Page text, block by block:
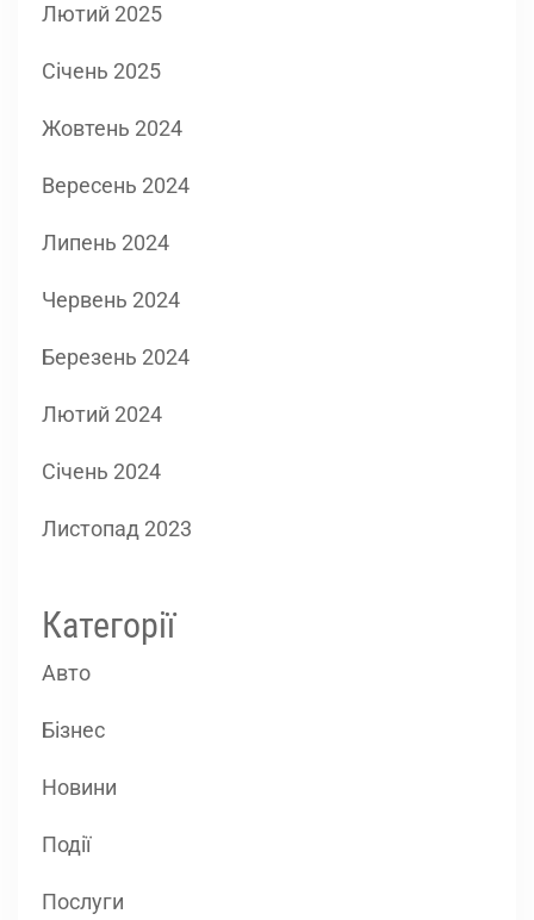
Лютий 2025
Січень 2025
Жовтень 2024
Вересень 2024
Липень 2024
Червень 2024
Березень 2024
Лютий 2024
Січень 2024
Листопад 2023
Категорії
Авто
Бізнес
Новини
Події
Послуги